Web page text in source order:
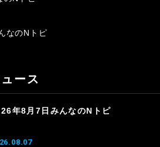
なのNトピ
ュース
年8月7日みんなのNトピ